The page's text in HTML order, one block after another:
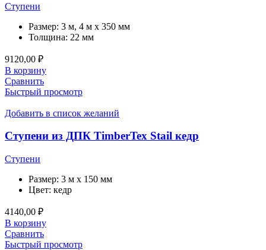
Ступени
Размер: 3 м, 4 м x 350 мм
Толщина: 22 мм
9120,00 ₽
В корзину
Сравнить
Быстрый просмотр
Добавить в список желаний
Ступени из ДПК TimberTex Stail кедр
Ступени
Размер: 3 м x 150 мм
Цвет: кедр
4140,00 ₽
В корзину
Сравнить
Быстрый просмотр